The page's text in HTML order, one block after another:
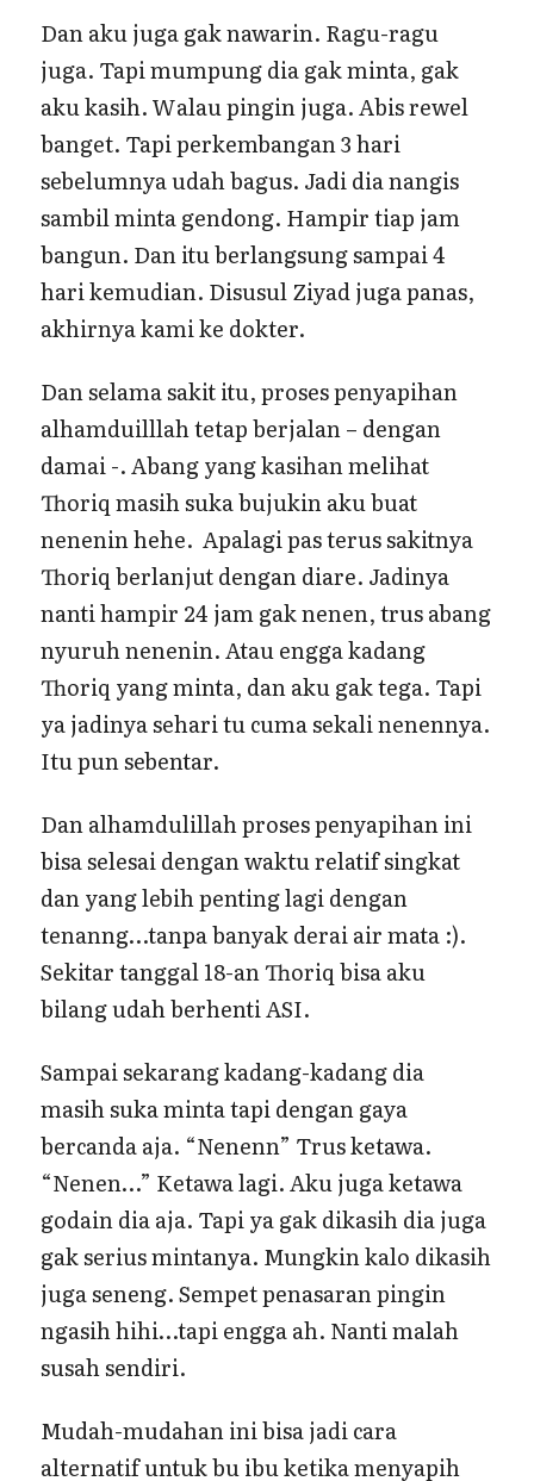
Dan aku juga gak nawarin. Ragu-ragu
juga. Tapi mumpung dia gak minta, gak
aku kasih. Walau pingin juga. Abis rewel
banget. Tapi perkembangan 3 hari
sebelumnya udah bagus. Jadi dia nangis
sambil minta gendong. Hampir tiap jam
bangun. Dan itu berlangsung sampai 4
hari kemudian. Disusul Ziyad juga panas,
akhirnya kami ke dokter.
Dan selama sakit itu, proses penyapihan
alhamduilllah tetap berjalan – dengan
damai -. Abang yang kasihan melihat
Thoriq masih suka bujukin aku buat
nenenin hehe. Apalagi pas terus sakitnya
Thoriq berlanjut dengan diare. Jadinya
nanti hampir 24 jam gak nenen, trus abang
nyuruh nenenin. Atau engga kadang
Thoriq yang minta, dan aku gak tega. Tapi
ya jadinya sehari tu cuma sekali nenennya.
Itu pun sebentar.
Dan alhamdulillah proses penyapihan ini
bisa selesai dengan waktu relatif singkat
dan yang lebih penting lagi dengan
tenanng…tanpa banyak derai air mata :).
Sekitar tanggal 18-an Thoriq bisa aku
bilang udah berhenti ASI.
Sampai sekarang kadang-kadang dia
masih suka minta tapi dengan gaya
bercanda aja. “Nenenn” Trus ketawa.
“Nenen…” Ketawa lagi. Aku juga ketawa
godain dia aja. Tapi ya gak dikasih dia juga
gak serius mintanya. Mungkin kalo dikasih
juga seneng. Sempet penasaran pingin
ngasih hihi…tapi engga ah. Nanti malah
susah sendiri.
Mudah-mudahan ini bisa jadi cara
alternatif untuk bu ibu ketika menyapih